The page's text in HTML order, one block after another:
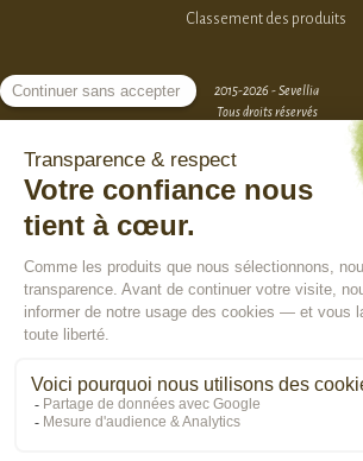
Classement des produits
2015-2026 - Sevellia
Tous droits réservés
ACCÈS VENDEURS
CONTACTEZ-NOUS
SE CONNECTER
Rejoindre la communauté :